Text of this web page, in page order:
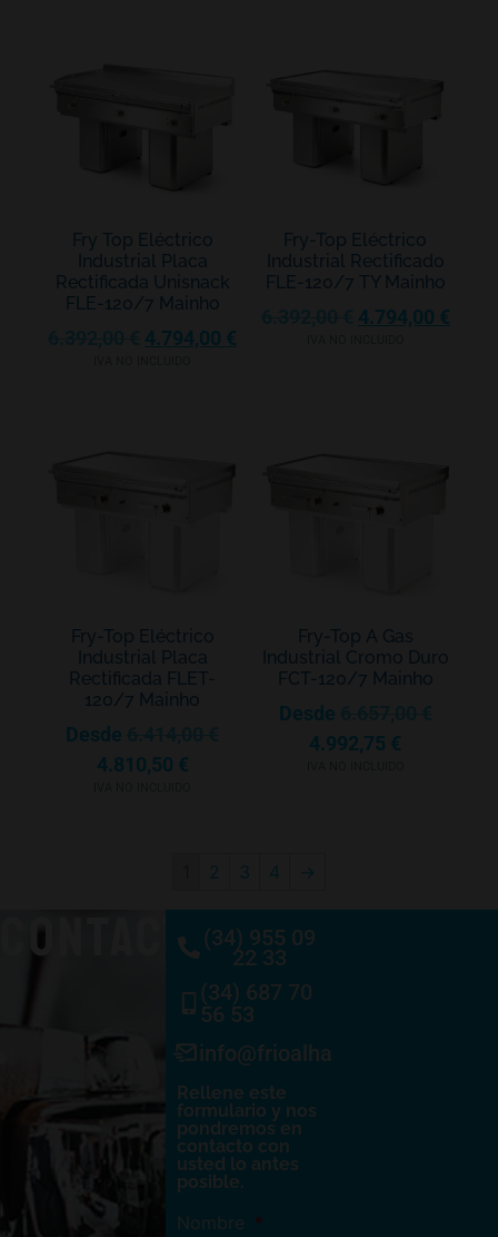
Fry Top Eléctrico
Industrial Placa
Rectificada Unisnack
FLE-120/7 Mainho
4.794,00 €
Fry-Top Eléctrico
Industrial Rectificado
FLE-120/7 TY Mainho
4.794,00 €
Fry-Top Eléctrico
Industrial Placa
Rectificada FLET-
120/7 Mainho
Desde
4.810,50 €
Fry-Top A Gas
Industrial Cromo Duro
FCT-120/7 Mainho
Desde
4.992,75 €
2 3 4 →
CONTACTO(34) 955 09
22 33
(34) 687 70
56 53
info@frioalhambra.com
Rellene este
formulario y nos
pondremos en
contacto con
usted lo antes
posible.
Nombre